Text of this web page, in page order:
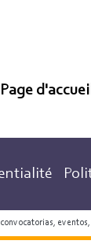
Page d'accueil